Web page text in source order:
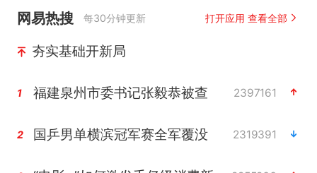
网易热搜 每30分钟更新 打开应用 查看全部
夯实基础开新局
1 福建泉州市委书记张毅恭被查 2397161
2 国乒男单横滨冠军赛全军覆没 2319391